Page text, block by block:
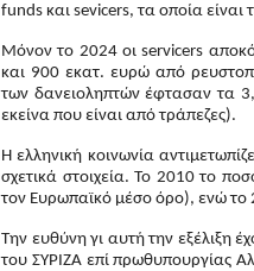
funds και sevicers, τα οποία είναι
Μόνον το 2024 οι servicers
και 900 εκατ. ευρώ από
των δανειοληπτών έφτασαν τα
εκείνα που είναι από τράπεζες).
Η ελληνική κοινωνία
σχετικά στοιχεία. Το 2010 το
τον Ευρωπαϊκό μέσο όρο), ενώ
Την ευθύνη γι αυτή την εξέλιξη
του ΣΥΡΙΖΑ επί πρωθυπουργίας